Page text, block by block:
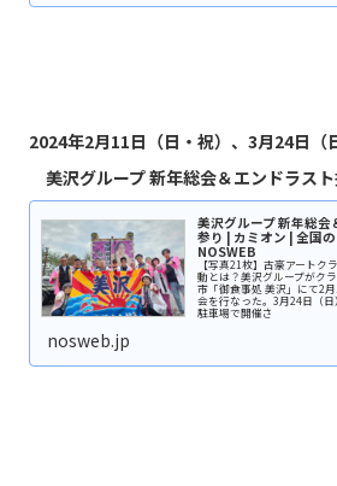
2024年2月11日（日・祝）、3月24日（
美沢グループ 新年総会＆エンドラス
美沢グループ 新年総
参り | カミオン | 全国
NOSWEB
【写真21枚】古豪アートク
動とは？美沢グループがク
市「御食事処 美沢」にて2
会を行なった。3月24日（
駐車場で開催さ
nosweb.jp